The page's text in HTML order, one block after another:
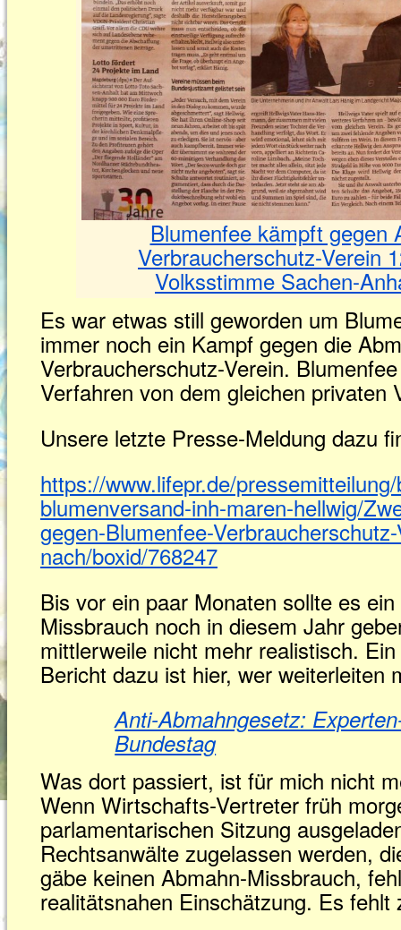
Blumenfee kämpft gegen
Verbraucherschutz-Verein
Volksstimme Sachen-
Es war etwas still geworden um
immer noch ein Kampf gegen die
Verbraucherschutz-Verein.
Verfahren von dem gleichen privaten
Unsere letzte Presse-Meldung dazu
https://www.lifepr.de/
blumenversand-inh-maren-hellwig/
gegen-Blumenfee-
nach/boxid/768247
Bis vor ein paar Monaten sollte es
Missbrauch noch in diesem Jahr
mittlerweile nicht mehr realistisch.
Bericht dazu ist hier, wer weiterleiten
Anti-Abmahngesetz:
Bundestag
Was dort passiert, ist für mich nicht
Wenn Wirtschafts-Vertreter früh
parlamentarischen Sitzung
Rechtsanwälte zugelassen werden,
gäbe keinen Abmahn-Missbrauch,
realitätsnahen Einschätzung. Es